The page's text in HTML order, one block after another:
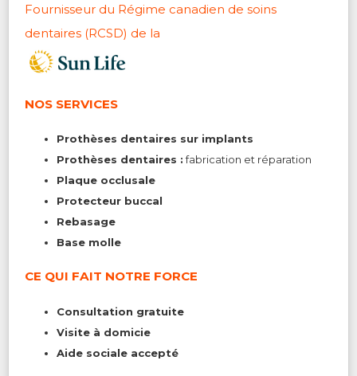
Fournisseur du Régime canadien de soins
dentaires (RCSD) de la
NOS SERVICES
Prothèses dentaires sur implants
Prothèses dentaires :fabrication et réparation
Plaque occlusale
Protecteur buccal
Rebasage
Base molle
CE QUI FAIT NOTRE FORCE
Consultation gratuite
Visite à domicie
Aide sociale accepté